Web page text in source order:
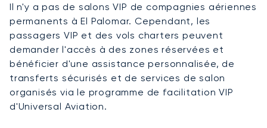
Il n'y a pas de salons VIP de compagnies aériennes
permanents à El Palomar. Cependant, les
passagers VIP et des vols charters peuvent
demander l'accès à des zones réservées et
bénéficier d'une assistance personnalisée, de
transferts sécurisés et de services de salon
organisés via le programme de facilitation VIP
d'Universal Aviation.